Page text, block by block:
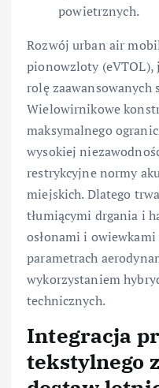
powietrznych.
Rozwój urban air
pionowzloty (eVTOL),
rolę zaawansowanych
Wielowirnikowe
maksymalnego
wysokiej
restrykcyjne normy
miejskich. Dlatego
tłumiącymi drgania i
osłonami i
parametrach
wykorzystaniem
technicznych.
Integracja
tekstylnego